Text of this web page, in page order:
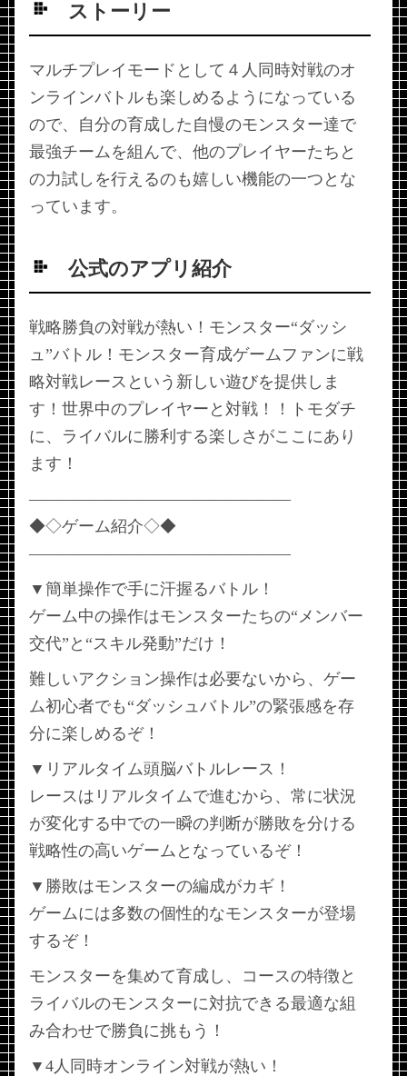
ストーリー
マルチプレイモードとして４人同時対戦のオ
ンラインバトルも楽しめるようになっている
ので、自分の育成した自慢のモンスター達で
最強チームを組んで、他のプレイヤーたちと
の力試しを行えるのも嬉しい機能の一つとな
っています。
公式のアプリ紹介
戦略勝負の対戦が熱い！モンスター“ダッシ
ュ”バトル！モンスター育成ゲームファンに戦
略対戦レースという新しい遊びを提供しま
す！世界中のプレイヤーと対戦！！トモダチ
に、ライバルに勝利する楽しさがここにあり
ます！
————————————————
◆◇ゲーム紹介◇◆
————————————————
▼簡単操作で手に汗握るバトル！
ゲーム中の操作はモンスターたちの“メンバー
交代”と“スキル発動”だけ！
難しいアクション操作は必要ないから、ゲー
ム初心者でも“ダッシュバトル”の緊張感を存
分に楽しめるぞ！
▼リアルタイム頭脳バトルレース！
レースはリアルタイムで進むから、常に状況
が変化する中での一瞬の判断が勝敗を分ける
戦略性の高いゲームとなっているぞ！
▼勝敗はモンスターの編成がカギ！
ゲームには多数の個性的なモンスターが登場
するぞ！
モンスターを集めて育成し、コースの特徴と
ライバルのモンスターに対抗できる最適な組
み合わせで勝負に挑もう！
▼4人同時オンライン対戦が熱い！